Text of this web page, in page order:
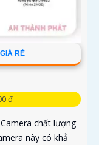
RẺ
₫
chất lượng
này có khả